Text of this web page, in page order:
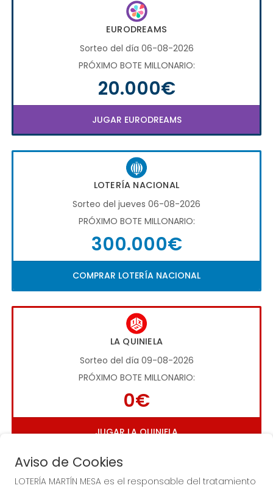
EURODREAMS
Sorteo del día 06-08-2026
PRÓXIMO BOTE MILLONARIO:
20.000€
JUGAR EURODREAMS
LOTERÍA NACIONAL
Sorteo del jueves 06-08-2026
PRÓXIMO BOTE MILLONARIO:
300.000€
COMPRAR LOTERÍA NACIONAL
LA QUINIELA
Sorteo del día 09-08-2026
PRÓXIMO BOTE MILLONARIO:
0€
JUGAR LA QUINIELA
Aviso de Cookies
LOTERÍA MARTÍN MESA es el responsable del tratamiento